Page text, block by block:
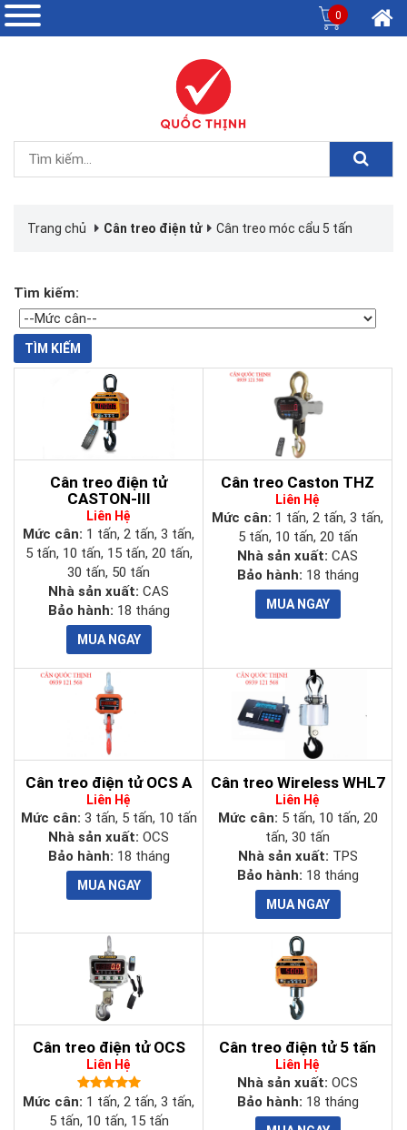
0
Trang chủ Cân treo điện tử Cân treo móc cẩu 5 tấn
Tìm kiếm:
TÌM KIẾM
Cân treo điện tử
CASTON-III
Liên Hệ
Mức cân: 1 tấn, 2 tấn, 3 tấn,
5 tấn, 10 tấn, 15 tấn, 20 tấn,
30 tấn, 50 tấn
Nhà sản xuất: CAS
Bảo hành: 18 tháng
Cân treo Caston THZ
Liên Hệ
Mức cân: 1 tấn, 2 tấn, 3 tấn,
5 tấn, 10 tấn, 20 tấn
Nhà sản xuất: CAS
Bảo hành: 18 tháng
Cân treo điện tử OCS A
Liên Hệ
Mức cân: 3 tấn, 5 tấn, 10 tấn
Nhà sản xuất: OCS
Bảo hành: 18 tháng
Cân treo Wireless WHL7
Liên Hệ
Mức cân: 5 tấn, 10 tấn, 20
tấn, 30 tấn
Nhà sản xuất: TPS
Bảo hành: 18 tháng
Cân treo điện tử OCS
Liên Hệ
Mức cân: 1 tấn, 2 tấn, 3 tấn,
5 tấn, 10 tấn, 15 tấn
Cân treo điện tử 5 tấn
Liên Hệ
Nhà sản xuất: OCS
Bảo hành: 18 tháng